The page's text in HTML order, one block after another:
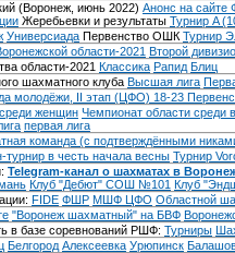
(Воронеж, июнь 2022) Анонс на
Жеребьевки и результаты Турнир A
Универсиада Первенство ОШК Турнир
области-2021 Второй
области-2021 Классика Рапид Блиц
шахматного клуба Высшая лига
молодёжи, II этап (ЦФО) 18-23
женщин Чемпионат области среди
первая лига
команда (с подтверждёнными
турнир в честь начала весны Турнир
Telegram-канал о шахматах в
Клуб "Дебют" СОШ №101 Клуб
FIDE ФШР МШФ ЦФО Областной
"Воронеж шахматный" на БВФ
в базе соревнований РШФ: Турниры
Белгород Алексеевка Урюпинск